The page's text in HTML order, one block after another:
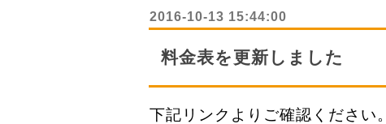
2016-10-13 15:44:00
料金表を更新しました
下記リンクよりご確認ください。